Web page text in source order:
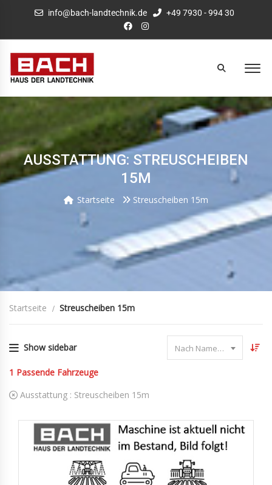
info@bach-landtechnik.de +49 7930 - 994 30
AUSSTATTUNG: STREUSCHEIBEN
15M
Startseite Streuscheiben 15m
Startseite Streuscheiben 15m
Show sidebar Nach Name sortieren
1 Passende Fahrzeuge
Ausstattung : Streuscheiben 15m